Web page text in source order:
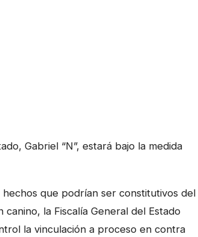
Gabriel “N”, estará bajo la medida
que podrían ser constitutivos del
la Fiscalía General del Estado
la vinculación a proceso en contra